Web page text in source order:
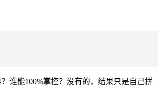
谁能100%掌控？没有的，结果只是自己拼